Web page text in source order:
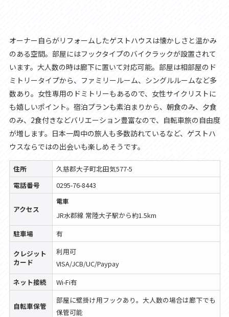
オーナー自らがリフォームしたゲストハウスは懐かしさと温かみ
のある空間。部屋にはフックタイプのバイクラックが設置されて
います。大人数の時は廊下に置いて対応可能。部屋は相部屋のド
ミトリータイプから、ファミリールーム、シングルルームなど多
数あり。女性専用のドミトリーもあるので、女性サイクリストに
も嬉しいポイント。宿泊プランも素泊まりから、朝食のみ、夕食
のみ、2食付きなどバリエーション豊富なので、自転車旅の自由度
が増します。日本一周中の旅人も多数訪れているなど、ゲストハ
ウスならではの出会いも楽しめそうです。
住所
久慈郡大子町北田気577-5
電話番号
0295-76-8443
アクセス
電車
JR水郡線 常陸大子駅から約1.5km
駐車場
有
クレジット
カード
利用可
VISA/JCB/UC/Paypay
ネット接続
Wi-Fi有
自転車保管
部屋に壁掛け用フックあり。大人数の場合は廊下でも
保管可能